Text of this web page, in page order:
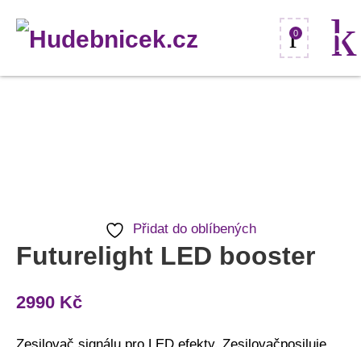
0
Přidat do oblíbených
Futurelight LED booster
2990 Kč
Zesilovač signálu pro LED efekty. Zesilovačposiluje